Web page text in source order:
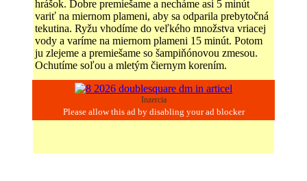
hrášok. Dobre premiešame a necháme asi 5 minút
variť na miernom plameni, aby sa odparila prebytočná
tekutina. Ryžu vhodíme do veľkého množstva vriacej
vody a varíme na miernom plameni 15 minút. Potom
ju zlejeme a premiešame so šampiňónovou zmesou.
Ochutíme soľou a mletým čiernym korením.
Inzercia